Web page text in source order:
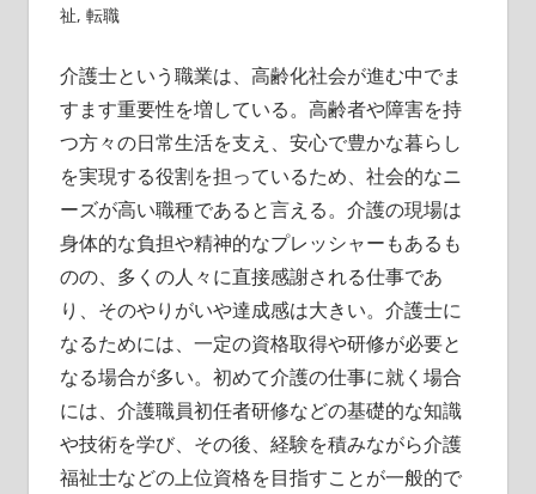
祉, 転職
介護士という職業は、高齢化社会が進む中でま
すます重要性を増している。 高齢者や障害を持
つ方々の日常生活を支え、安心で豊かな暮らし
を実現する役割を担っているため、社会的なニ
ーズが高い職種であると言える。介護の現場は
身体的な負担や精神的なプレッシャーもあるも
のの、多くの人々に直接感謝される仕事であ
り、そのやりがいや達成感は大きい。介護士に
なるためには、一定の資格取得や研修が必要と
なる場合が多い。初めて介護の仕事に就く場合
には、介護職員初任者研修などの基礎的な知識
や技術を学び、その後、経験を積みながら介護
福祉士などの上位資格を目指すことが一般的で